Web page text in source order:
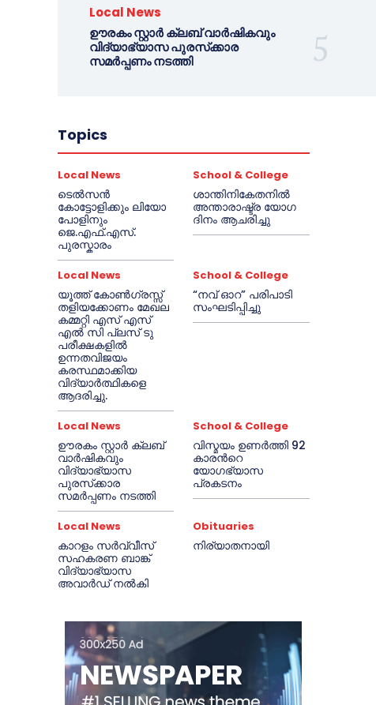
Local News
ഊരകം സ്റ്റാർ ക്ലബ് വാർഷികവും
വിദ്യാഭ്യാസ പുരസ്‌ക്കാര
സമർപ്പണം നടത്തി
Topics
Local News
ടെൽസൻ
കോട്ടോളിക്കും ലിയോ
പോളിനും
ജെ.എഫ്.എസ്.
പുരസ്കാരം
School & College
ശാന്തിനികേതനിൽ
അന്താരാഷ്ട്ര യോഗ
ദിനം ആചരിച്ചു
Local News
യൂത്ത് കോൺഗ്രസ്സ്
തളിയക്കോണം മേഖല
കമ്മറ്റി എസ് എസ്
എൽ സി പ്ലസ് ടു
പരീക്ഷകളിൽ
ഉന്നതവിജയം
കരസ്ഥമാക്കിയ
വിദ്യാർത്ഥികളെ
ആദരിച്ചു.
School & College
“നവ് ഓറ” പരിപാടി
സംഘടിപ്പിച്ചു
Local News
ഊരകം സ്റ്റാർ ക്ലബ്
വാർഷികവും
വിദ്യാഭ്യാസ
പുരസ്‌ക്കാര
സമർപ്പണം നടത്തി
School & College
വിസ്മയം ഉണർത്തി 92
കാരൻറെ
യോഗഭ്യാസ
പ്രകടനം
Local News
കാറളം സർവ്വീസ്
സഹകരണ ബാങ്ക്
വിദ്യാഭ്യാസ
അവാർഡ് നൽകി
Obituaries
നിര്യാതനായി